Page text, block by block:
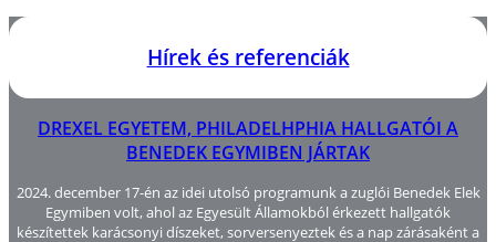
Hírek és referenciák
DREXEL EGYETEM, PHILADELHPHIA HALLGATÓI A
BENEDEK EGYMIBEN JÁRTAK
2024. december 17-én az idei utolsó programunk a zuglói Benedek Elek
Egymiben volt, ahol az Egyesült Államokból érkezett hallgatók
készítettek karácsonyi díszeket, sorversenyeztek és a nap zárásaként a